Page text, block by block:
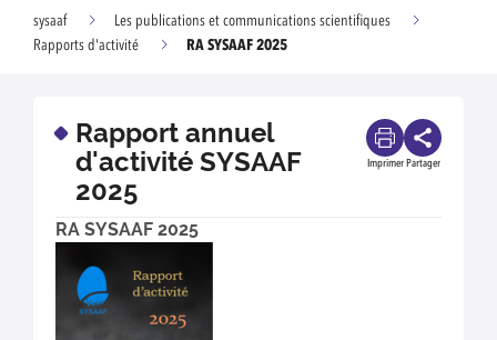
sysaaf
Les publications et communications scientifiques
Rapports d'activité
RA SYSAAF 2025
Rapport annuel
d'activité SYSAAF
2025
Imprimer Partager
RA SYSAAF 2025